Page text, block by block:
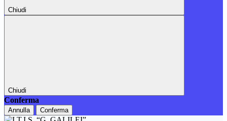
Chiudi
Chiudi
Conferma
Annulla Conferma